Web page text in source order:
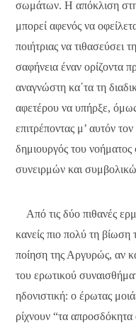
σωμάτων. Η απόκλιση
μπορεί αφενός να
ποιήτριας να τιθασεύσει
σαφήνεια έναν ορίζοντα
αναγνώστη κα΄τα τη
αφετέρου να υπήρξε,
επιτρέποντας μ’ αυτόν
δημιουργός του νοήματος
συνειρμών και
Από τις δύο πιθανές
κανείς πιο πολύ τη βίωση
ποίηση της Αργυρώς, αν
του ερωτικού
ηδονιστική: ο έρωτας
ρίχνουν “τα